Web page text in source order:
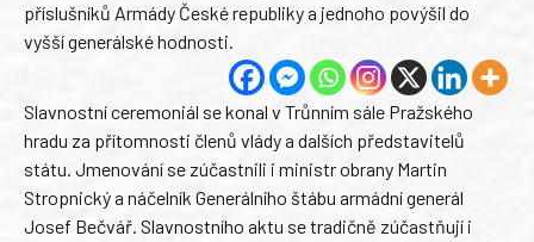
příslušníků Armády České republiky a jednoho povýšil do
vyšší generálské hodnosti.
Slavnostní ceremoniál se konal v Trůnním sále Pražského
hradu za přítomnosti členů vlády a dalších představitelů
státu. Jmenování se zúčastnili i ministr obrany Martin
Stropnický a náčelník Generálního štábu armádní generál
Josef Bečvář. Slavnostního aktu se tradičně zúčastňují i